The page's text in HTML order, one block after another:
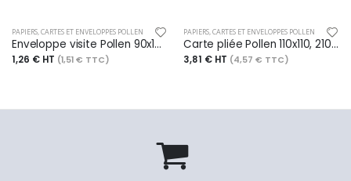
PAPIERS, CARTES ET ENVELOPPES POLLEN
Enveloppe visite Pollen 90x140, 120 g/m², coloris rose fuchsia, en sachet de 5
1,26 € HT (1,51 € TTC)
PAPIERS, CARTES ET ENVELOPPES POLLEN
Carte pliée Pollen 110x110, 210 g/m², coloris cacao, en paquet cellophané de 25
3,81 € HT (4,57 € TTC)